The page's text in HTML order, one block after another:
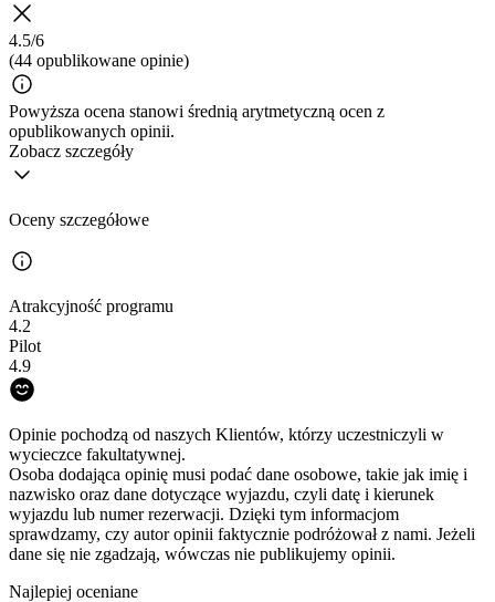
4.5/6
(44 opublikowane opinie)
Powyższa ocena stanowi średnią arytmetyczną ocen z
opublikowanych opinii.
Zobacz szczegóły
Oceny szczegółowe
Atrakcyjność programu
4.2
Pilot
4.9
Opinie pochodzą od naszych Klientów, którzy uczestniczyli w
wycieczce fakultatywnej.
Osoba dodająca opinię musi podać dane osobowe, takie jak imię i
nazwisko oraz dane dotyczące wyjazdu, czyli datę i kierunek
wyjazdu lub numer rezerwacji. Dzięki tym informacjom
sprawdzamy, czy autor opinii faktycznie podróżował z nami. Jeżeli
dane się nie zgadzają, wówczas nie publikujemy opinii.
Najlepiej oceniane